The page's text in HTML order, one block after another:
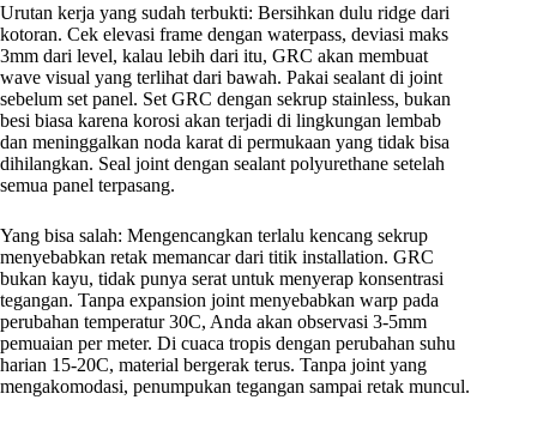
Urutan kerja yang sudah terbukti: Bersihkan dulu ridge dari
kotoran. Cek elevasi frame dengan waterpass, deviasi maks
3mm dari level, kalau lebih dari itu, GRC akan membuat
wave visual yang terlihat dari bawah. Pakai sealant di joint
sebelum set panel. Set GRC dengan sekrup stainless, bukan
besi biasa karena korosi akan terjadi di lingkungan lembab
dan meninggalkan noda karat di permukaan yang tidak bisa
dihilangkan. Seal joint dengan sealant polyurethane setelah
semua panel terpasang.
Yang bisa salah: Mengencangkan terlalu kencang sekrup
menyebabkan retak memancar dari titik installation. GRC
bukan kayu, tidak punya serat untuk menyerap konsentrasi
tegangan. Tanpa expansion joint menyebabkan warp pada
perubahan temperatur 30C, Anda akan observasi 3-5mm
pemuaian per meter. Di cuaca tropis dengan perubahan suhu
harian 15-20C, material bergerak terus. Tanpa joint yang
mengakomodasi, penumpukan tegangan sampai retak muncul.